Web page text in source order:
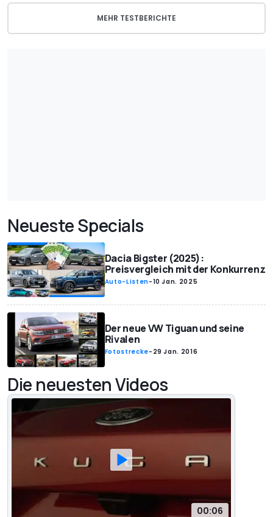
MEHR TESTBERICHTE
Neueste Specials
Dacia Bigster (2025):
Preisvergleich mit der Konkurrenz
Auto-Listen-10 Jan. 2025
Der neue VW Tiguan und seine
Rivalen
Fotostrecke- 29 Jan. 2016
Die neuesten Videos
00:06